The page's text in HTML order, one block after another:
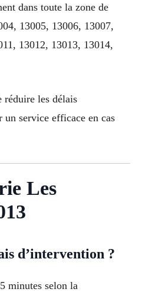
dans toute la zone de
13005, 13006, 13007,
13012, 13013, 13014,
réduire les délais
un service efficace en cas
Les
d’intervention ?
minutes selon la